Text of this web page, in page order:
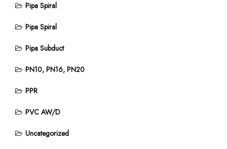
Pipa Spiral
Pipa Spiral
Pipa Subduct
PN10, PN16, PN20
PPR
PVC AW/D
Uncategorized